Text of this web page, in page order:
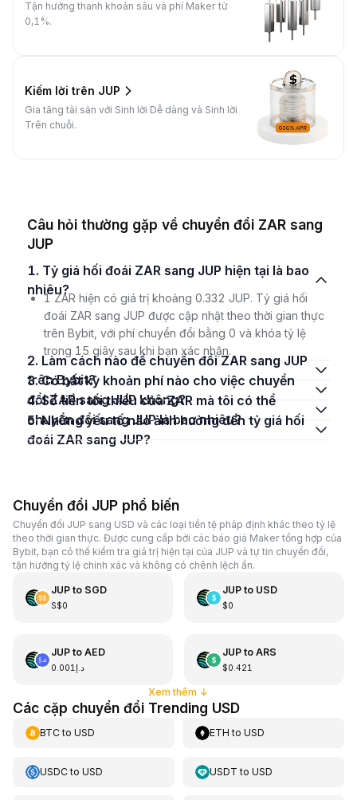
Tận hưởng thanh khoản sâu và phí Maker từ
0,1%.
Kiếm lời trên JUP
Gia tăng tài sản với Sinh lời Dễ dàng và Sinh lời
Trên chuỗi.
Câu hỏi thường gặp về chuyển đổi ZAR sang
JUP
1. Tỷ giá hối đoái ZAR sang JUP hiện tại là bao
nhiêu?
1 ZAR hiện có giá trị khoảng 0.332 JUP. Tỷ giá hối
đoái ZAR sang JUP được cập nhật theo thời gian thực
trên Bybit, với phí chuyển đổi bằng 0 và khóa tỷ lệ
trong 15 giây sau khi bạn xác nhận.
2. Làm cách nào để chuyển đổi ZAR sang JUP
trên Bybit?
3. Có bất kỳ khoản phí nào cho việc chuyển
đổi ZAR sang JUP không?
4. Số tiền tối thiểu của ZAR mà tôi có thể
chuyển đổi sang JUP là bao nhiêu?
5. Những yếu tố nào ảnh hưởng đến tỷ giá hối
đoái ZAR sang JUP?
Chuyển đổi JUP phổ biến
Chuyển đổi JUP sang USD và các loại tiền tệ pháp định khác theo tỷ lệ
theo thời gian thực. Được cung cấp bởi các báo giá Maker tổng hợp của
Bybit, bạn có thể kiểm tra giá trị hiện tại của JUP và tự tin chuyển đổi,
tận hưởng tỷ lệ chính xác và không có chênh lệch ẩn.
JUPto SGD
S$0
JUPto USD
$0
JUPto AED
د.إ0.001
JUPto ARS
$0.421
Xem thêm ↓
Các cặp chuyển đổi Trending USD
BTCto USD ETH toUSD
USDCto USD USDT toUSD